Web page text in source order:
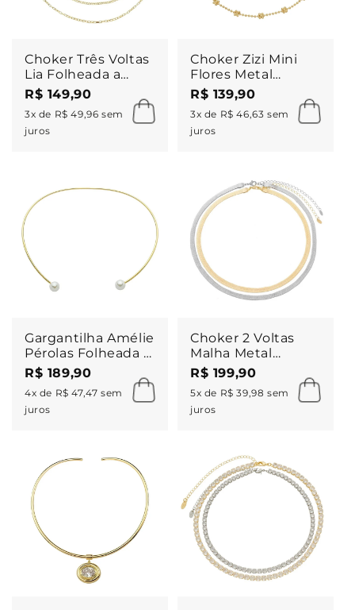
Choker Três Voltas
Lia Folheada a
Ouro 18k
R$ 149,90
3x de R$ 49,96 sem
juros
Choker Zizi Mini
Flores Metal
Folheada a Ouro
18k
R$ 139,90
3x de R$ 46,63 sem
juros
Gargantilha Amélie
Pérolas Folheada à
Ouro 18k
R$ 189,90
4x de R$ 47,47 sem
juros
Choker 2 Voltas
Malha Metal
Folheada a Ouro
18k e Folheada em
Ródio Branco Vitto
R$ 199,90
5x de R$ 39,98 sem
juros